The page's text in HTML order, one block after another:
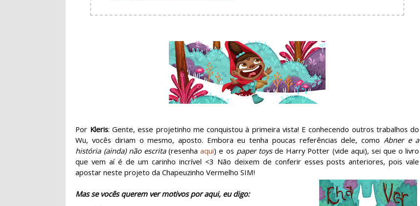
Por Kleris: Gente, esse projetinho me conquistou à primeira vista! E conhecendo outros trabalhos do
Wu, vocês diriam o mesmo, aposto. Embora eu tenha poucas referências dele, como Abner e a
história (ainda) não escrita(resenhaaqui) e os paper toysde Harry Potter (vide aqui), sei que o livro
que vem aí é de um carinho incrível <3 Não deixem de conferir esses posts anteriores, pois vale
apostar neste projeto da Chapeuzinho Vermelho SIM!
Mas se vocês querem ver motivos por aqui, eu digo: